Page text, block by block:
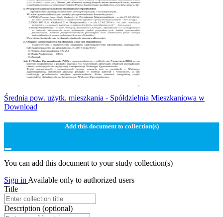
Średnia pow. użytk. mieszkania - Spółdzielnia Mieszkaniowa w
Download
Add this document to collection(s)
You can add this document to your study collection(s)
Sign in Available only to authorized users
Title
Description (optional)